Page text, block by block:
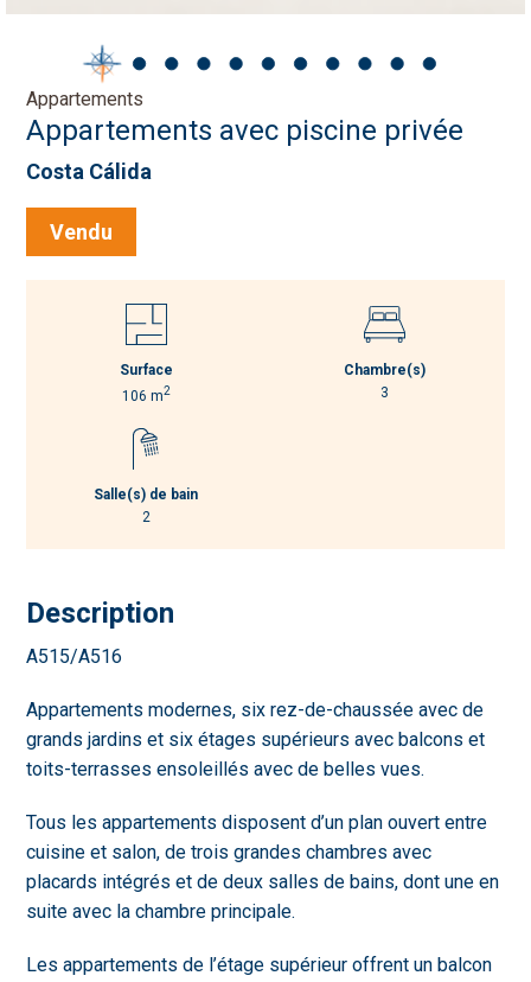
Appartements
Appartements avec piscine privée
Costa Cálida
Vendu
Surface
106 m2
Chambre(s)
3
Salle(s) de bain
2
Description
A515/A516
Appartements modernes, six rez-de-chaussée avec de
grands jardins et six étages supérieurs avec balcons et
toits-terrasses ensoleillés avec de belles vues.
Tous les appartements disposent d’un plan ouvert entre
cuisine et salon, de trois grandes chambres avec
placards intégrés et de deux salles de bains, dont une en
suite avec la chambre principale.
Les appartements de l’étage supérieur offrent un balcon